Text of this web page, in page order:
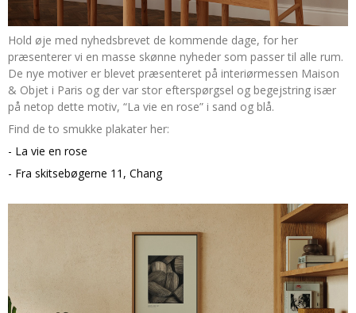
Hold øje med nyhedsbrevet de kommende dage, for her
præsenterer vi en masse skønne nyheder som passer til alle rum.
De nye motiver er blevet præsenteret på interiørmessen Maison
& Objet i Paris og der var stor efterspørgsel og begejstring især
på netop dette motiv, “La vie en rose” i sand og blå.
Find de to smukke plakater her:
- La vie en rose
- Fra skitsebøgerne 11, Chang